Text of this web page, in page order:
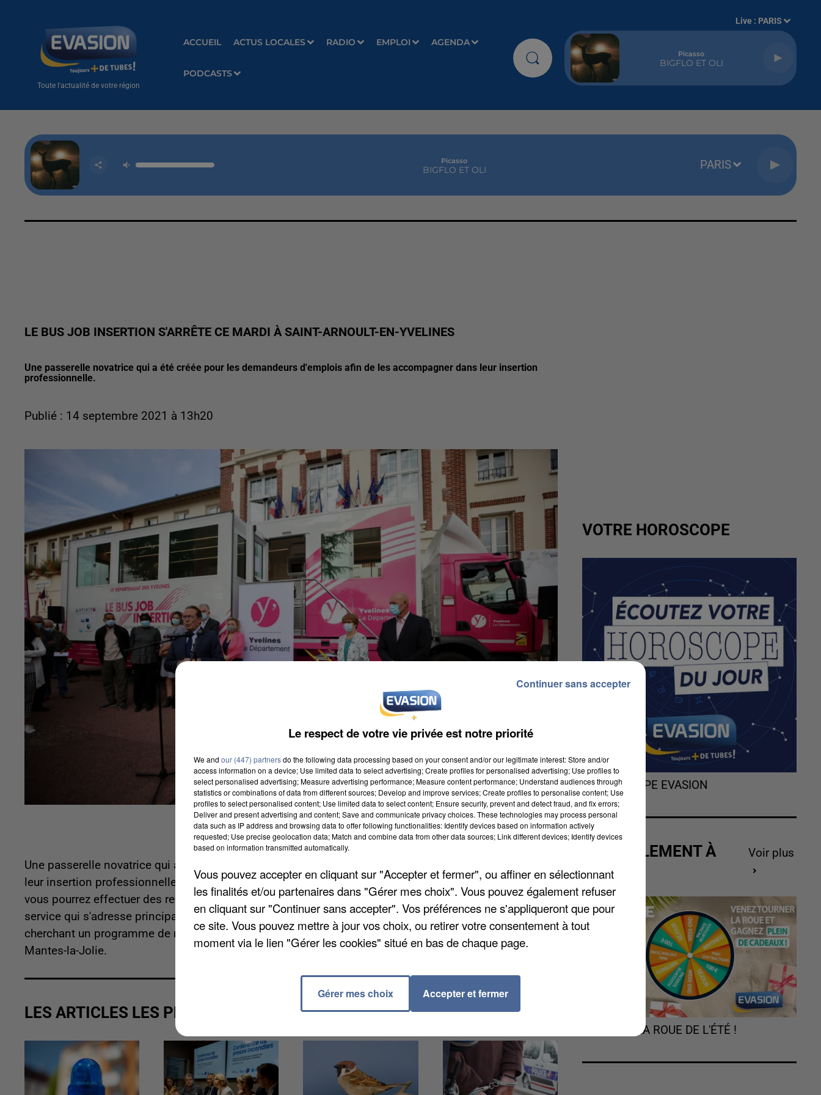
Toute l'actualité de votre région
ACCUEIL ACTUS LOCALES RADIO EMPLOI AGENDA
PODCASTS
Live : PARIS
Picasso
BIGFLO ET OLI
Picasso
BIGFLO ET OLI PARIS
LE BUS JOB INSERTION S'ARRÊTE CE MARDI À SAINT-ARNOULT-EN-YVELINES
Une passerelle novatrice qui a été créée pour les demandeurs d'emplois afin de les accompagner dans leur insertion
professionnelle.
Publié : 14 septembre 2021 à 13h20
Une passerelle novatrice qui a été créée pour les demandeurs d'emplois afin de les accompagner dans
leur insertion professionnelle. Des conseillers vous attendent sur place ainsi qu'un lieu dans le bus où
vous pourrez effectuer des recherches sur les métiers. Des offres d'emplois seront aussi diffusées. Un
service qui s'adresse principalement aux jeunes allocataires du RSA, aux chômeurs et aux personnes
cherchant un programme de reconversion. Le bus s'arrêtera ensuite mercredi dans la commune de
Mantes-la-Jolie.
LES ARTICLES LES PLUS VUS
VOTRE HOROSCOPE
L'HOROSCOPE EVASION
ACTUELLEMENT À
GAGNER
Voir plus
TOURNEZ LA ROUE DE L'ÉTÉ !
Le respect de votre vie privée est notre priorité
We and our (447) partnersdo the following data processing based on your consent and/or our legitimate interest: Store and/or
access information on a device; Use limited data to select advertising; Create profiles for personalised advertising; Use profiles to
select personalised advertising; Measure advertising performance; Measure content performance; Understand audiences through
statistics or combinations of data from different sources; Develop and improve services; Create profiles to personalise content; Use
profiles to select personalised content; Use limited data to select content; Ensure security, prevent and detect fraud, and fix errors;
Deliver and present advertising and content; Save and communicate privacy choices. These technologies may process personal
data such as IP address and browsing data to offer following functionalities: Identify devices based on information actively
requested; Use precise geolocation data; Match and combine data from other data sources; Link different devices; Identify devices
based on information transmitted automatically.
Vous pouvez accepter en cliquant sur "Accepter et fermer", ou affiner en sélectionnant
les finalités et/ou partenaires dans "Gérer mes choix". Vous pouvez également refuser
en cliquant sur "Continuer sans accepter". Vos préférences ne s'appliqueront que pour
ce site. Vous pouvez mettre à jour vos choix, ou retirer votre consentement à tout
moment via le lien "Gérer les cookies" situé en bas de chaque page.
Gérer mes choix Accepter et fermer
Continuer sans accepter